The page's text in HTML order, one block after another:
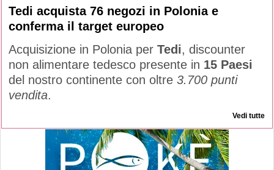
Tedi acquista 76 negozi in Polonia e
conferma il target europeo
Acquisizione in Polonia per Tedi, discounter
non alimentare tedesco presente in 15 Paesi
del nostro continente con oltre 3.700 punti
vendita.
Vedi tutte